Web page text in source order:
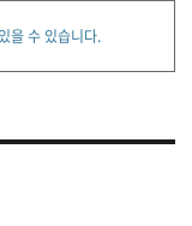
을 수 있습니다.